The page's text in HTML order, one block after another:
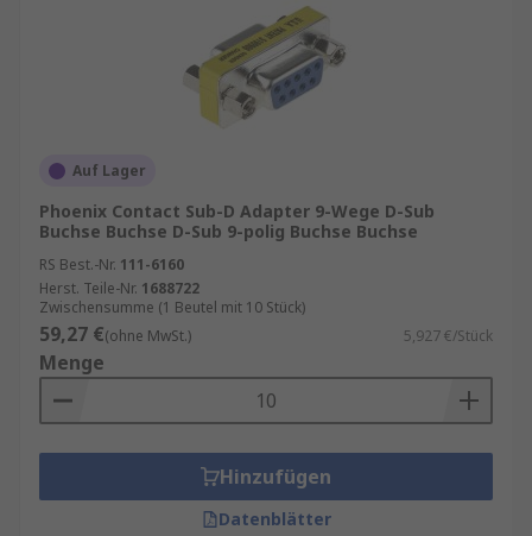
Auf Lager
Phoenix Contact Sub-D Adapter 9-Wege D-Sub
Buchse Buchse D-Sub 9-polig Buchse Buchse
RS Best.-Nr. 111-6160
Herst. Teile-Nr. 1688722
Zwischensumme (1 Beutel mit 10 Stück)
59,27 €(ohne MwSt.) 5,927 €/Stück
Menge
Hinzufügen
Datenblätter